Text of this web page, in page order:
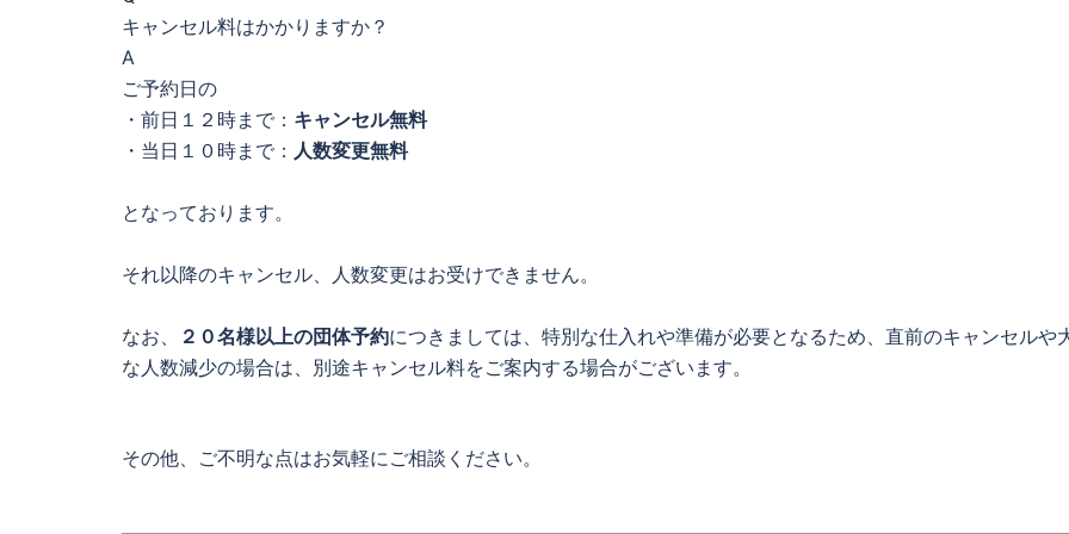
キャンセル料はかかりますか？
A
ご予約日の
・前日１２時まで： キャンセル無料
・当日１０時まで： 人数変更無料
となっております。
それ以降のキャンセル、人数変更はお受けできません。
なお、 ２０名様以上の団体予約につきましては、特別な仕入れや準備が必要となるため、直前のキャンセルや
な人数減少の場合は、別途キャンセル料をご案内する場合がございます。
その他、ご不明な点はお気軽にご相談ください。